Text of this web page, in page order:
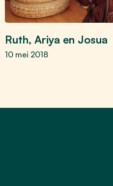
Ruth, Ariya en Josua
10 mei 2018